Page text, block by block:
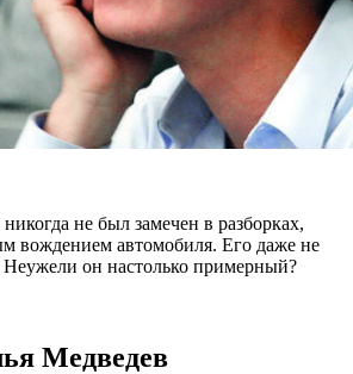
не был замечен в разборках,
вождением автомобиля. Его даже не
он настолько примерный?
Медведев